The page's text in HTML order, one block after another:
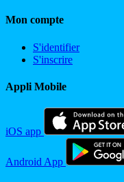
Mon compte
S'identifier
S'inscrire
Appli Mobile
iOS app
Android App